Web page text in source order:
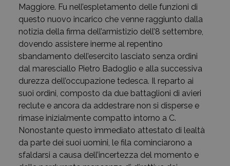
Maggiore. Fu nell’espletamento delle funzioni di
questo nuovo incarico che venne raggiunto dalla
notizia della firma dell’armistizio dell’8 settembre,
dovendo assistere inerme al repentino
sbandamento dell’esercito lasciato senza ordini
dal maresciallo Pietro Badoglio e alla successiva
durezza dell’occupazione tedesca. Il reparto ai
suoi ordini, composto da due battaglioni di avieri
reclute e ancora da addestrare non si disperse e
rimase inizialmente compatto intorno a C.
Nonostante questo immediato attestato di lealtà
da parte dei suoi uomini, le fila cominciarono a
sfaldarsi a causa dell’incertezza del momento e